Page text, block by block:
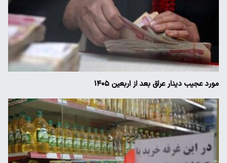
مورد عجیب دینار عراق بعد از اربعین ۱۴۰۵